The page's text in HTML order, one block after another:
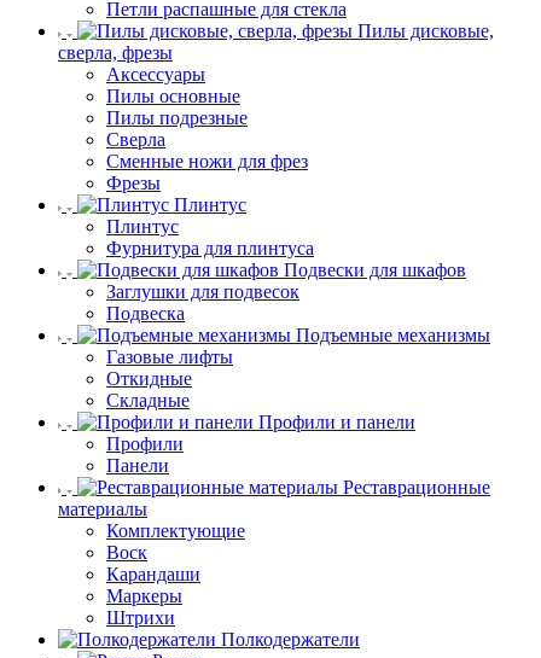
Петли распашные для стекла
Пилы дисковые,
сверла, фрезы
Аксессуары
Пилы основные
Пилы подрезные
Сверла
Сменные ножи для фрез
Фрезы
Плинтус
Плинтус
Фурнитура для плинтуса
Подвески для шкафов
Заглушки для подвесок
Подвеска
Подъемные механизмы
Газовые лифты
Откидные
Складные
Профили и панели
Профили
Панели
Реставрационные
материалы
Комплектующие
Воск
Карандаши
Маркеры
Штрихи
Полкодержатели